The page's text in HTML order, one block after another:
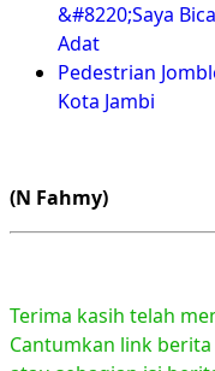
&#8220;Saya
Adat
Pedestrian
Kota Jambi
(N Fahmy)
Terima kasih telah
Cantumkan link